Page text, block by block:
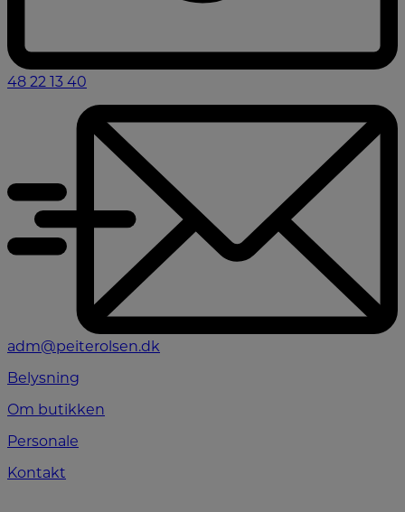
48 22 13 40
adm@peiterolsen.dk
Belysning
Om butikken
Personale
Kontakt